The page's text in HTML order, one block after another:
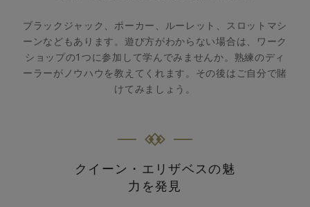
ブラックジャック、ポーカー、ルーレット、スロットマシ
ーンなどもあります。遊び方がわからない場合は、ワーク
ショップの1つに参加して学んでみませんか。熟練のディ
ーラーがノウハウを教えてくれます。その後はご自分で賭
けてみましょう。
クイーン・エリザベスの魅
力を発見